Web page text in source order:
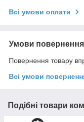
Всі умови оплати
Умови повернення
Повернення товару
Всі умови
Подібні товари